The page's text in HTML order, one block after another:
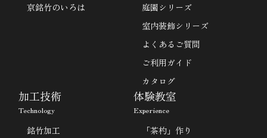
京銘竹のいろは
庭園シリーズ
室内装飾シリーズ
よくあるご質問
ご利用ガイド
カタログ
加工技術
Technology
銘竹加工
体験教室
Experience
「茶杓」作り